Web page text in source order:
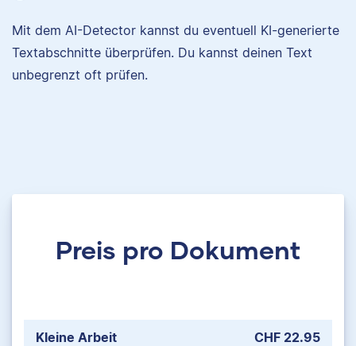
Mit dem AI-Detector kannst du eventuell KI-generierte
Textabschnitte überprüfen. Du kannst deinen Text
unbegrenzt oft prüfen.
Preis pro Dokument
Kleine Arbeit
CHF 22.95